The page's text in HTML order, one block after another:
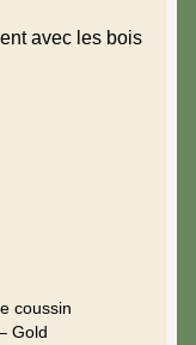
avec les bois
coussin
Gold